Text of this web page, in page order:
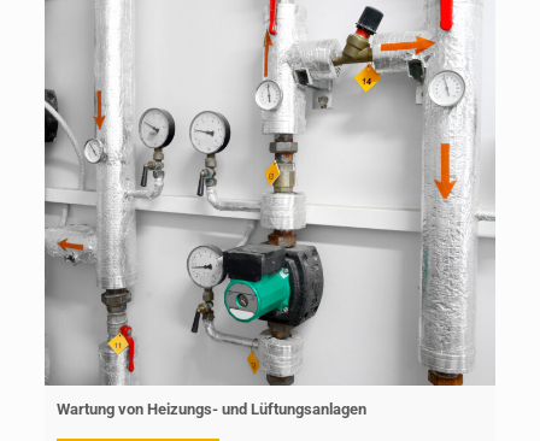
Wartung von Heizungs- und Lüftungsanlagen